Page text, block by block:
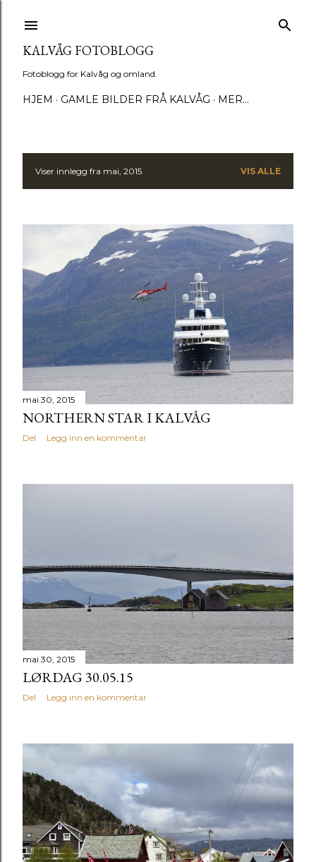
KALVÅG FOTOBLOGG
Fotoblogg for Kalvåg og omland.
HJEM GAMLE BILDER FRÅ KALVÅG MER…
I
l
e
g
Viser innlegg fra mai, 2015 VIS ALLE
mai 30, 2015
NORTHERN STAR I KALVÅG
Del Legg inn en kommentar
mai 30, 2015
LØRDAG 30.05.15
Del Legg inn en kommentar